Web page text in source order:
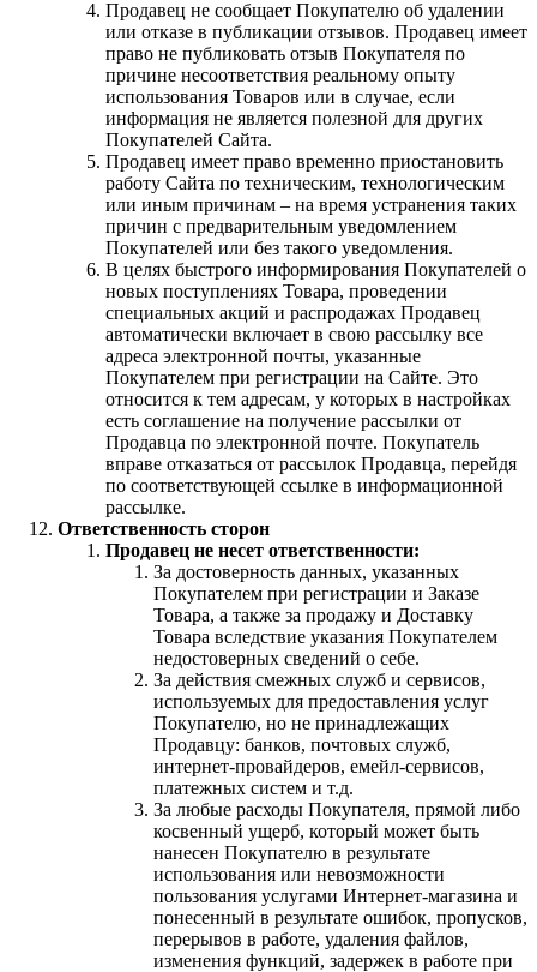
Продавец не сообщает Покупателю об удалении
или отказе в публикации отзывов. Продавец имеет
право не публиковать отзыв Покупателя по
причине несоответствия реальному опыту
использования Товаров или в случае, если
информация не является полезной для других
Покупателей Сайта.
Продавец имеет право временно приостановить
работу Сайта по техническим, технологическим
или иным причинам – на время устранения таких
причин с предварительным уведомлением
Покупателей или без такого уведомления.
В целях быстрого информирования Покупателей о
новых поступлениях Товара, проведении
специальных акций и распродажах Продавец
автоматически включает в свою рассылку все
адреса электронной почты, указанные
Покупателем при регистрации на Сайте. Это
относится к тем адресам, у которых в настройках
есть соглашение на получение рассылки от
Продавца по электронной почте. Покупатель
вправе отказаться от рассылок Продавца, перейдя
по соответствующей ссылке в информационной
рассылке.
Ответственность сторон
Продавец не несет ответственности:
За достоверность данных, указанных
Покупателем при регистрации и Заказе
Товара, а также за продажу и Доставку
Товара вследствие указания Покупателем
недостоверных сведений о себе.
За действия смежных служб и сервисов,
используемых для предоставления услуг
Покупателю, но не принадлежащих
Продавцу: банков, почтовых служб,
интернет-провайдеров, емейл-сервисов,
платежных систем и т.д.
За любые расходы Покупателя, прямой либо
косвенный ущерб, который может быть
нанесен Покупателю в результате
использования или невозможности
пользования услугами Интернет-магазина и
понесенный в результате ошибок, пропусков,
перерывов в работе, удаления файлов,
изменения функций, задержек в работе при